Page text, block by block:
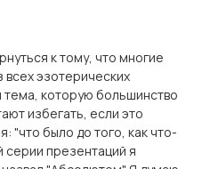
к тому, что многие
всех эзотерических
тема, которую большинство
избегать, если это
"что было до того, как что-
презентаций я